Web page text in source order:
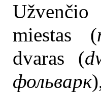
miestas (
dvaras (
фольварк